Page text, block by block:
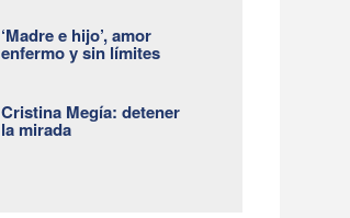
‘Madre e hijo’, amor
enfermo y sin límites
Cristina Megía: detener
la mirada